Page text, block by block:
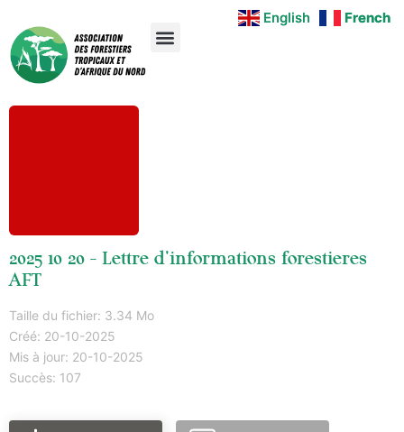
2025 10 20 - Lettre d'informations forestieres
AFT
Taille du fichier: 3.34 Mo
Créé: 20-10-2025
Mis à jour: 20-10-2025
Succès: 107
English French
English French